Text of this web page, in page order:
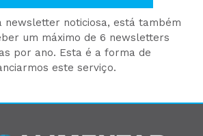
newsletter noticiosa, está também
um máximo de 6 newsletters
por ano. Esta é a forma de
este serviço.